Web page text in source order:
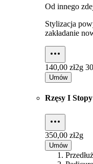
Od innego
Stylizacja
zakładanie
140,00 zł2g
Umów
Rzęsy I
350,00 zł2g
Umów